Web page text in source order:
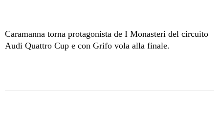
Caramanna torna protagonista de I Monasteri del circuito
Audi Quattro Cup e con Grifo vola alla finale.